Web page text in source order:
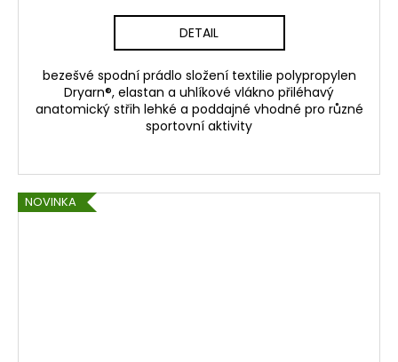
DETAIL
bezešvé spodní prádlo složení textilie polypropylen
Dryarn®, elastan a uhlíkové vlákno přiléhavý
anatomický střih lehké a poddajné vhodné pro různé
sportovní aktivity
NOVINKA